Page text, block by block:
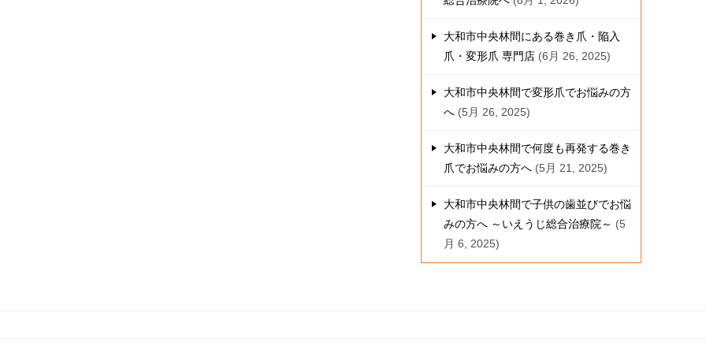
大和市中央林間にある巻き爪・陥入
爪・変形爪 専門店 6月 26, 2025
大和市中央林間で変形爪でお悩みの方
へ 5月 26, 2025
大和市中央林間で何度も再発する巻き
爪でお悩みの方へ 5月 21, 2025
大和市中央林間で子供の歯並びでお悩
みの方へ ～いえうじ総合治療院～
5
月 6, 2025